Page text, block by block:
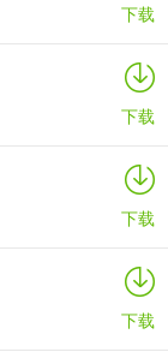
下载
下载
下载
下载